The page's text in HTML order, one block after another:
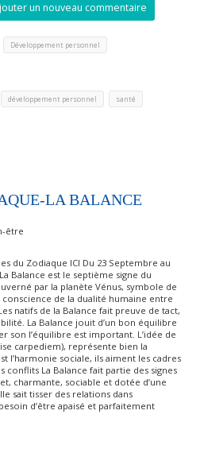
un nouveau commentaire
Développement personnel
développement personnel santé
LA BALANCE
être
du Zodiaque ICI Du 23 Septembre au
Balance est le septième signe du
par la planète Vénus, symbole de
conscience de la dualité humaine entre
natifs de la Balance fait preuve de tact,
La Balance jouit d’un bon équilibre
son l’équilibre est important. L’idée de
carpediem), représente bien la
l’harmonie sociale, ils aiment les cadres
conflits La Balance fait partie des signes
charmante, sociable et dotée d’une
sait tisser des relations dans
d’être apaisé et parfaitement